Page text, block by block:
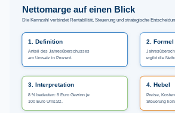
Nettomarge auf einen Blick
Die Kennzahl verbindet Rentabilität, Steuerung und strategische
1. Definition
Anteil des Jahresüberschusses
am Umsatz in Prozent.
2. Formel
ergibt die
3. Interpretation
8 % bedeuten: 8 Euro Gewinn je
100 Euro Umsatz.
4. Hebel
Preise,
Steuerung